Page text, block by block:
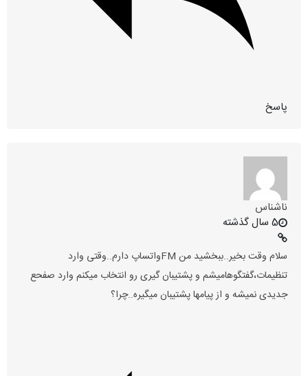
پاسخ
ناشناس
5 سال گذشته
سلام وقت بخیر..ببخشید من FMواتساپ دارم..وقتی وارد
تنظیمات،گفتگوهامیشم و پشتیبان گیری رو انتخاب میکنم وارد صفحع
جدیدی نمیشه و از پیامها پشتیبان میگیره..چرا؟